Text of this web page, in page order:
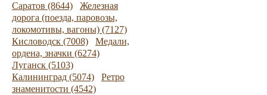
Саратов (8644)
Железная
дорога (поезда, паровозы,
локомотивы, вагоны) (7127)
Кисловодск (7008)
Медали,
ордена, значки (6274)
Луганск (5103)
Калининград (5074)
Ретро
знаменитости (4542)